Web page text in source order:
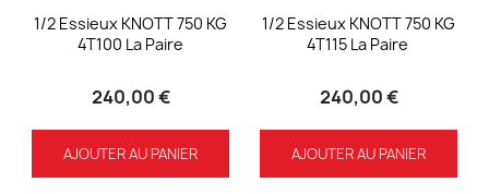
1/2 Essieux KNOTT 750 KG
4T100 La Paire
240,00 €
AJOUTER AU PANIER
1/2 Essieux KNOTT 750 KG
4T115 La Paire
240,00 €
AJOUTER AU PANIER